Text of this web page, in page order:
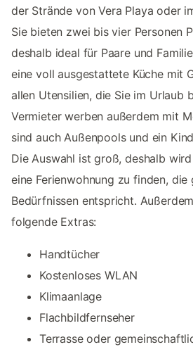
der Strände von Vera Playa oder
Sie bieten zwei bis vier Personen
deshalb ideal für Paare und
eine voll ausgestattete Küche mit
allen Utensilien, die Sie im Urlaub
Vermieter werben außerdem mit
sind auch Außenpools und ein
Die Auswahl ist groß, deshalb
eine Ferienwohnung zu finden, die
Bedürfnissen entspricht.
folgende Extras:
Handtücher
Kostenloses WLAN
Klimaanlage
Flachbildfernseher
Terrasse oder